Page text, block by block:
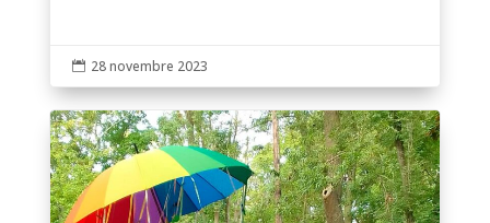
 28 novembre 2023